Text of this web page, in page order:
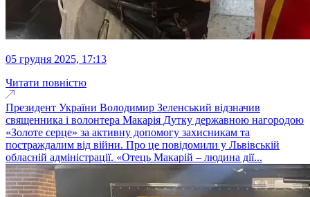
05 грудня 2025, 17:13
Читати повністю
Президент України Володимир Зеленський відзначив
священника і волонтера Макарія Дутку державною нагородою
«Золоте серце» за активну допомогу захисникам та
постраждалим від війни. Про це повідомили у Львівській
обласній адміністрації. «Отець Макарій – людина дії...